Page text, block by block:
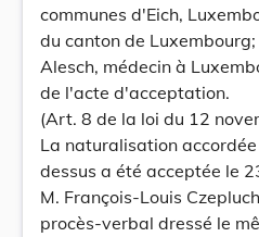
communes d'Eich,
du canton de Luxembourg;
Alesch, médecin à
de l'acte d'acceptation.
(Art. 8 de la loi du 12
La naturalisation
dessus a été acceptée le
M. François-Louis
procès-verbal dressé le